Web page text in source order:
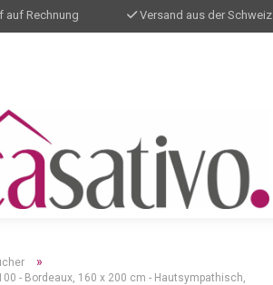
auf Rechnung Versand aus der Schweiz
»
- Bordeaux, 160 x 200 cm - Hautsympathisch,